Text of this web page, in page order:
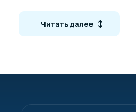
1010178
DOM-24
1010182
DOM-32
Читать далее